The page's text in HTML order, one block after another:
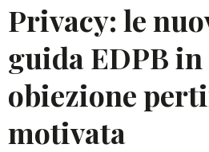
Privacy: le
guida EDPB
obiezione
motivata